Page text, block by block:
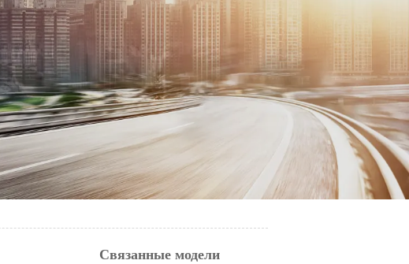
Связанные модели